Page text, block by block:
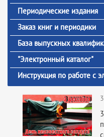
Периодические издания
Заказ книг и периодики
База выпускных
"Электронный каталог"
Инструкция по работе с